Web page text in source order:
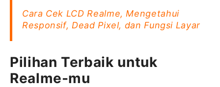
Cara Cek LCD Realme, Mengetahui
Responsif, Dead Pixel, dan Fungsi Layar
Pilihan Terbaik untuk
Realme-mu